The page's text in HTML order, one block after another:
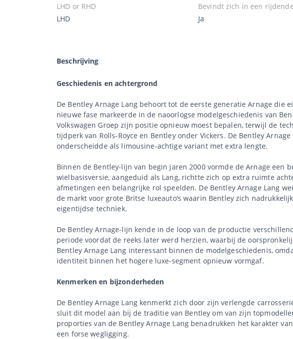
LHD or RHD
LHD
Bevindt zich in een
Ja
Beschrijving
Geschiedenis en achtergrond
De Bentley Arnage Lang behoort tot de eerste generatie Arnage
nieuwe fase markeerde in de naoorlogse modelgeschiedenis van
Volkswagen Groep zijn positie opnieuw moest bepalen, terwijl de
tijdperk van Rolls-Royce en Bentley onder Vickers. De Bentley
onderscheidde als limousine-achtige variant met extra lengte.
Binnen de Bentley-lijn van begin jaren 2000 vormde de Arnage
wielbasisversie, aangeduid als Lang, richtte zich op extra ruimte
afmetingen een belangrijke rol speelden. De Bentley Arnage Lang
de markt voor grote Britse luxeauto’s waarin Bentley zich
eigentijdse techniek.
De Bentley Arnage-lijn kende in de loop van de productie
periode voordat de reeks later werd herzien, waarbij de
Bentley Arnage Lang interessant binnen de modelgeschiedenis,
identiteit binnen het hogere luxe-segment opnieuw vormgaf.
Kenmerken en bijzonderheden
De Bentley Arnage Lang kenmerkt zich door zijn verlengde
sluit dit model aan bij de traditie van Bentley om van zijn
proporties van de Bentley Arnage Lang benadrukken het karakter
een forse wegligging.